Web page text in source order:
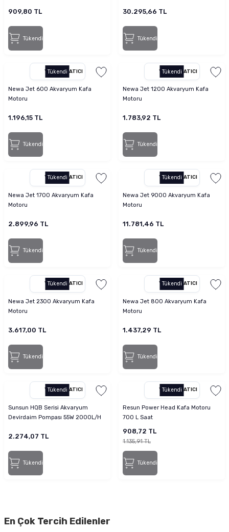
909,80 TL
Tükendi
30.295,66 TL
Tükendi
Tükendi
YETKILI SATICI
Newa Jet 600 Akvaryum Kafa
Motoru
1.196,15 TL
Tükendi
Tükendi
YETKILI SATICI
Newa Jet 1200 Akvaryum Kafa
Motoru
1.783,92 TL
Tükendi
Tükendi
YETKILI SATICI
Newa Jet 1700 Akvaryum Kafa
Motoru
2.899,96 TL
Tükendi
Tükendi
YETKILI SATICI
Newa Jet 9000 Akvaryum Kafa
Motoru
11.781,46 TL
Tükendi
Tükendi
YETKILI SATICI
Newa Jet 2300 Akvaryum Kafa
Motoru
3.617,00 TL
Tükendi
Tükendi
YETKILI SATICI
Newa Jet 800 Akvaryum Kafa
Motoru
1.437,29 TL
Tükendi
Tükendi
YETKILI SATICI
Sunsun HQB Serisi Akvaryum
Devirdaim Pompası 55W 2000L/H
2.274,07 TL
Tükendi
Tükendi
YETKILI SATICI
Resun Power Head Kafa Motoru
700 L Saat
908,72 TL
1.135,91 TL
Tükendi
En Çok Tercih Edilenler